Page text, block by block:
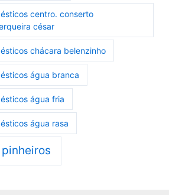
centro. conserto
césar
chácara belenzinho
água branca
água fria
água rasa